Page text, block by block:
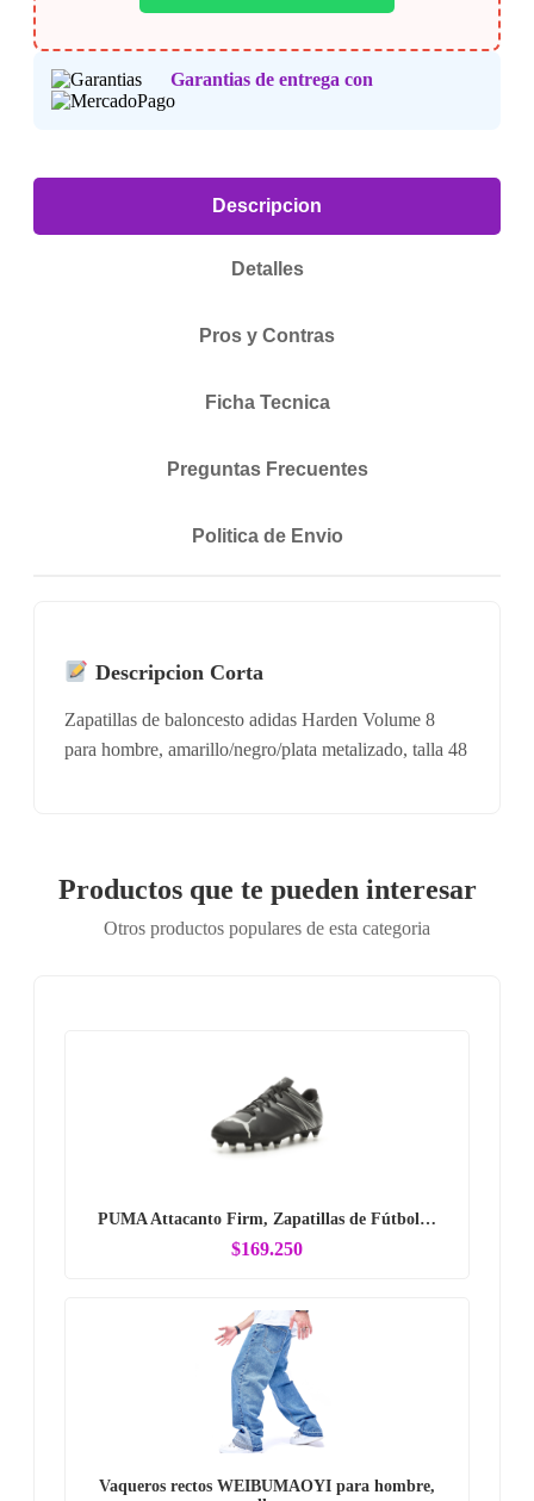
Garantias de entrega con
Descripcion
Detalles
Pros y Contras
Ficha Tecnica
Preguntas Frecuentes
Politica de Envio
Descripcion Corta
Zapatillas de baloncesto adidas Harden Volume 8
para hombre, amarillo/negro/plata metalizado, talla 48
Productos que te pueden interesar
Otros productos populares de esta categoria
PUMA Attacanto Firm, Zapatillas de Fútbol…
$169.250
Vaqueros rectos WEIBUMAOYI para hombre,